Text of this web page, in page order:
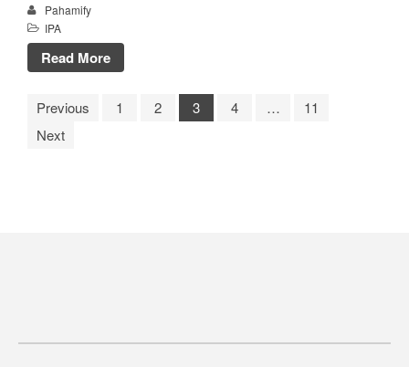
Pahamify
IPA
Read More
Previous 1 2 3 4 …
11
Next